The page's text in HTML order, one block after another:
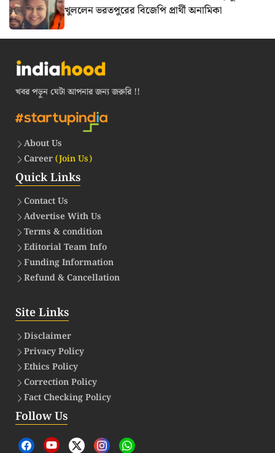
খুললেন ভরতপুরের বিজেপি প্রার্থী অনামিকা
খবর পড়ুন যেটা আপনার জন্য জরুরি !!
About Us
Career(Join Us)
Quick Links
Contact Us
Advertise With Us
Terms & condition
Editorial Team Info
Funding Information
Refund & Cancellation
Site Links
Disclaimer
Privacy Policy
Ethics Policy
Correction Policy
Fact Checking Policy
Follow Us